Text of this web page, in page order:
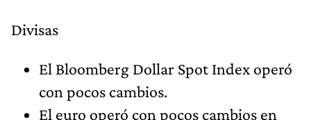
Divisas
El Bloomberg Dollar Spot Index operó
con pocos cambios.
El euro operó con pocos cambios en